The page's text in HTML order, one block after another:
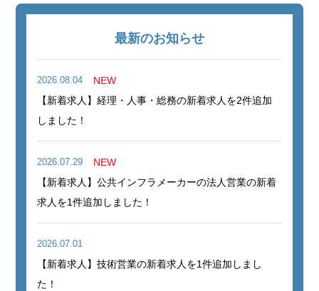
最新のお知らせ
2026.08.04
【新着求人】経理・人事・総務の新着求人を2件追加
しました！
NEW
2026.07.29
【新着求人】公共インフラメーカーの法人営業の新着
求人を1件追加しました！
NEW
2026.07.01
【新着求人】技術営業の新着求人を1件追加しまし
た！